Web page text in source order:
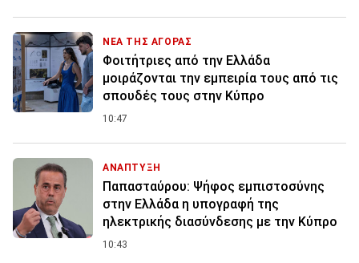
ΝΕΑ ΤΗΣ ΑΓΟΡΑΣ
Φοιτήτριες από την Ελλάδα
μοιράζονται την εμπειρία τους από τις
σπουδές τους στην Κύπρο
10:47
ΑΝΑΠΤΥΞΗ
Παπασταύρου: Ψήφος εμπιστοσύνης
στην Ελλάδα η υπογραφή της
ηλεκτρικής διασύνδεσης με την Κύπρο
10:43